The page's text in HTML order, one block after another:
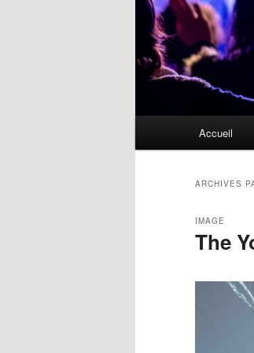
Accueil
ARCHIVES
The
IMAGE